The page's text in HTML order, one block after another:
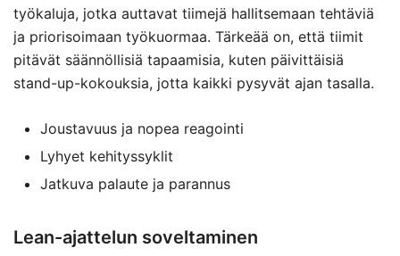
työkaluja, jotka auttavat tiimejä hallitsemaan tehtäviä
ja priorisoimaan työkuormaa. Tärkeää on, että tiimit
pitävät säännöllisiä tapaamisia, kuten päivittäisiä
stand-up-kokouksia, jotta kaikki pysyvät ajan tasalla.
Joustavuus ja nopea reagointi
Lyhyet kehityssyklit
Jatkuva palaute ja parannus
Lean-ajattelun soveltaminen